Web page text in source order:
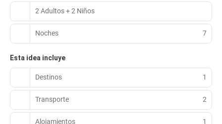
2 Adultos + 2 Niños
Noches 7
Esta idea incluye
Destinos 1
Transporte 2
Alojamientos 1